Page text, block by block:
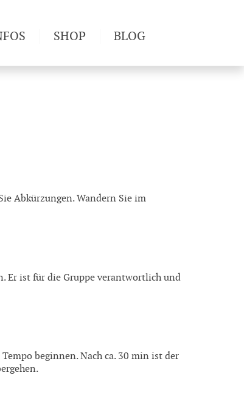
Abkürzungen. Wandern Sie im
Er ist für die Gruppe verantwortlich und
beginnen. Nach ca. 30 min ist der
SHOP BLOG